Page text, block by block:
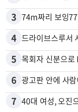
3
4 드라이브스루서
5 목회자 신분으로
6 광고판 안에 사
7 40대 여성, 오진